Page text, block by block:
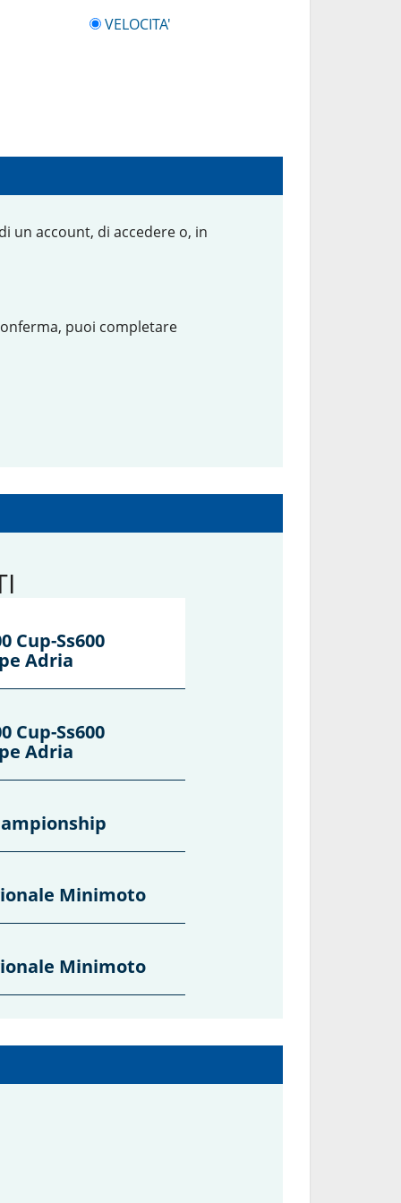
VELOCITA'
un account, di accedere o, in
puoi completare
Cup-Ss600
Adria
Cup-Ss600
Adria
Minimoto
Minimoto